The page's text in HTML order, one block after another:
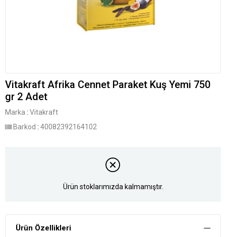
Vitakraft Afrika Cennet Paraket Kuş Yemi 750
gr 2 Adet
Marka : Vitakraft
Barkod : 40082392164102
Ürün stoklarımızda kalmamıştır.
Ürün Özellikleri